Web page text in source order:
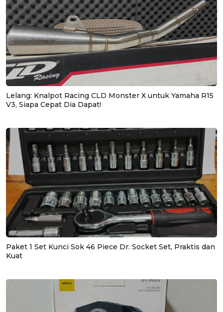
Lelang: Knalpot Racing CLD Monster X untuk Yamaha R15
V3, Siapa Cepat Dia Dapat!
Paket 1 Set Kunci Sok 46 Piece Dr. Socket Set, Praktis dan
Kuat